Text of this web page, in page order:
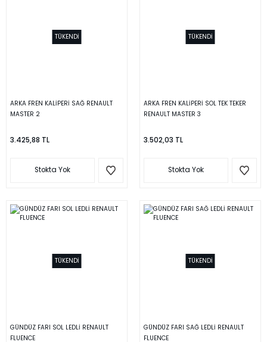
TÜKENDİ
ARKA FREN KALİPERİ SAĞ RENAULT
MASTER 2
3.425,88 TL
Stokta Yok
TÜKENDİ
ARKA FREN KALİPERİ SOL TEK TEKER
RENAULT MASTER 3
3.502,03 TL
Stokta Yok
TÜKENDİ
GÜNDÜZ FARI SOL LEDLİ RENAULT
FLUENCE
TÜKENDİ
GÜNDÜZ FARI SAĞ LEDLİ RENAULT
FLUENCE